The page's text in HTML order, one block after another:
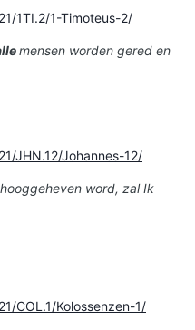
1TI.2/1-Timoteus-2/
mensen worden gered en
JHN.12/Johannes-12/
word, zal Ik
COL.1/Kolossenzen-1/